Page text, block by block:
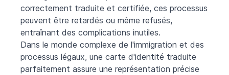
correctement traduite et certifiée, ces processus
peuvent être retardés ou même refusés,
entraînant des complications inutiles.
Dans le monde complexe de l'immigration et des
processus légaux, une carte d'identité traduite
parfaitement assure une représentation précise